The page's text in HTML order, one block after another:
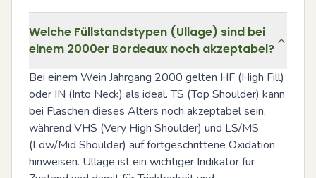
Welche Füllstandstypen (Ullage) sind bei
einem 2000er Bordeaux noch akzeptabel?
Bei einem Wein Jahrgang 2000 gelten HF (High Fill)
oder IN (Into Neck) als ideal. TS (Top Shoulder) kann
bei Flaschen dieses Alters noch akzeptabel sein,
während VHS (Very High Shoulder) und LS/MS
(Low/Mid Shoulder) auf fortgeschrittene Oxidation
hinweisen. Ullage ist ein wichtiger Indikator für